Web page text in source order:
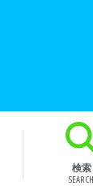
検索
SEARCH